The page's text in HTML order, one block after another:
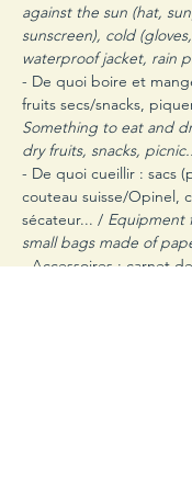
against the sun (hat,
sunscreen), cold
waterproof jacket, rain
- De quoi boire et
fruits secs/snacks,
Something to eat and
dry fruits, snacks,
- De quoi cueillir : sacs
couteau suisse/Opinel,
sécateur... / Equipment
small bags made of
- Accessoires : carnet